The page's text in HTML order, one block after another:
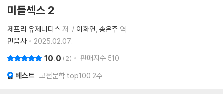
미들섹스 2
제프리 유제니디스 저 이화연 송은주 역
민음사
2025.02.07.
10.0 2 판매지수 510
베스트 고전문학 top100 2주